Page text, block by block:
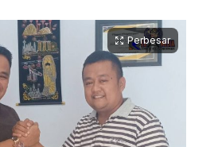
Perbesar